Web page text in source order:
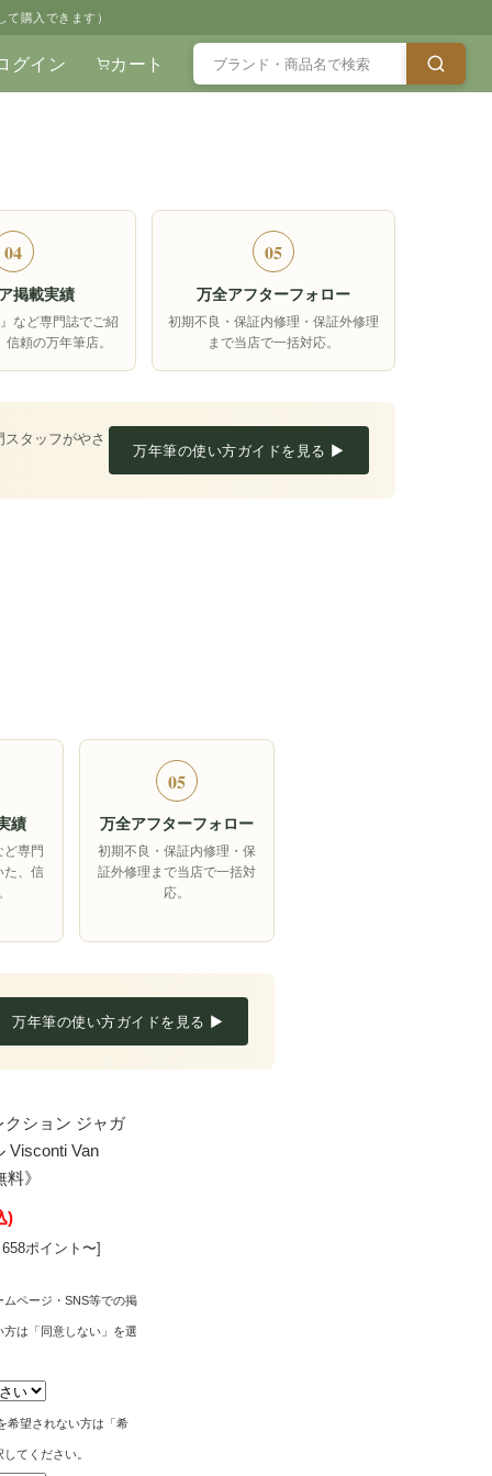
て購入できます）
グイン カート
04
掲載実績
など専門誌でご紹
頼の万年筆店。
05
万全アフターフォロー
初期不良・保証内修理・保証外修理
まで当店で一括対応。
タッフがやさ
万年筆の使い方ガイドを見る ▶
績
ど専門
た、信
05
万全アフターフォロー
初期不良・保証内修理・保
証外修理まで当店で一括対
応。
万年筆の使い方ガイドを見る ▶
クション ジャガ
Visconti Van
》
)
ポイント〜]
ムページ・SNS等での掲
は「同意しない」を選
希望されない方は「希
てください。